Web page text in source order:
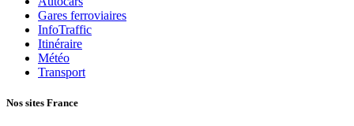
Gares ferroviaires
InfoTraffic
Itinéraire
Météo
Transport
Nos sites France